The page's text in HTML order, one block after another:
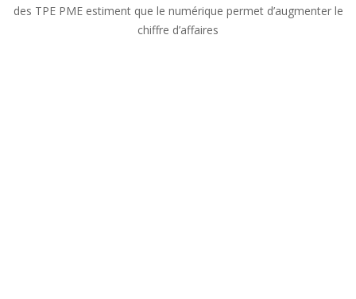
des TPE PME estiment que le numérique permet d’augmenter le
chiffre d’affaires